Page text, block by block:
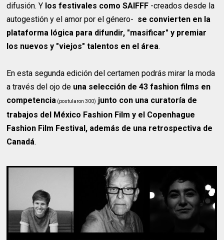
difusión. Y los festivales como SAIFFF -creados desde la
autogestión y el amor por el género- se convierten en la
plataforma lógica para difundir, "masificar" y premiar
los nuevos y "viejos" talentos en el área.
En esta segunda edición del certamen podrás mirar la moda
a través del ojo de una selección de 43 fashion films en
competencia (postularon 300) junto con una curatoría de
trabajos del México Fashion Film y el Copenhague
Fashion Film Festival, además de una retrospectiva de
Canadá.